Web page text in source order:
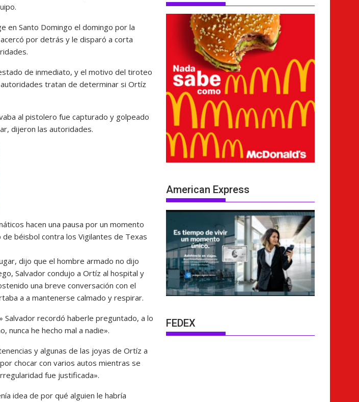
en Santo Domingo el domingo por la
por detrás y le disparó a corta
de inmediato, y el motivo del tiroteo
tratan de determinar si Ortíz
al pistolero fue capturado y golpeado
dijeron las autoridades.
hacen una pausa por un momento
béisbol contra los Vigilantes de Texas
dijo que el hombre armado no dijo
Salvador condujo a Ortíz al hospital y
una breve conversación con el
a a mantenerse calmado y respirar.
Salvador recordó haberle preguntado, a lo
nunca he hecho mal a nadie».
y algunas de las joyas de Ortíz a
chocar con varios autos mientras se
fue justificada».
idea de por qué alguien le habría
American Express
FEDEX